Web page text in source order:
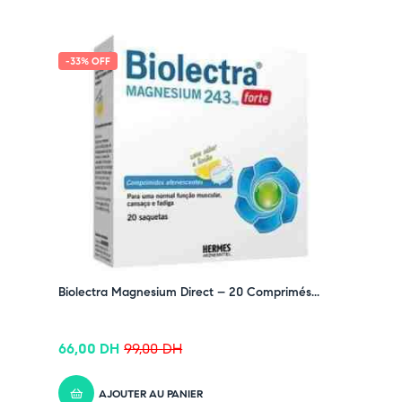
-33% OFF
Biolectra Magnesium Direct – 20 Comprimés...
99,00DH
66,00 DH
AJOUTER AU PANIER